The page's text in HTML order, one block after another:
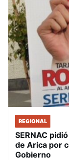
REGIONAL
SERNAC
de Arica por
Gobierno